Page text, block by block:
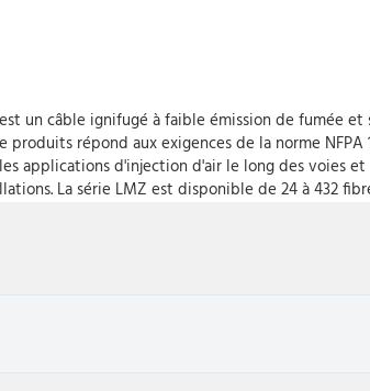
un câble ignifugé à faible émission de fumée
répond aux exigences de la norme
applications d'injection d'air le long des voies
La série LMZ est disponible de 24 à 432